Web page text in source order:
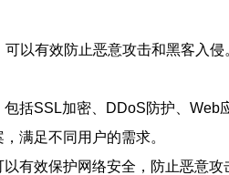
以有效防止恶意攻击和黑客入
括SSL加密、DDoS防护、Web
满足不同用户的需求。
有效保护网络安全，防止恶意